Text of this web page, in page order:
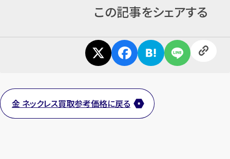
この記事をシェアする
金 ネックレス買取参考価格に戻る